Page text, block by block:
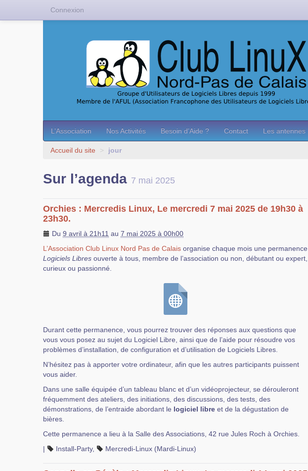
L’Association Nos Activités Besoin d’Aide ? Contact Les antennes
Accueil du site > jour
Sur l’agenda 7 mai 2025
Orchies : Mercredis Linux, Le mercredi 7 mai 2025 de 19h30 à
23h30.
Du 9 avril à 21h11 au 7 mai 2025 à 00h00
L’Association Club Linux Nord Pas de Calais organise chaque mois une permanence
Logiciels Libres ouverte à tous, membre de l’association ou non, débutant ou expert,
curieux ou passionné.
Durant cette permanence, vous pourrez trouver des réponses aux questions que
vous vous posez au sujet du Logiciel Libre, ainsi que de l’aide pour résoudre vos
problèmes d’installation, de configuration et d’utilisation de Logiciels Libres.
N’hésitez pas à apporter votre ordinateur, afin que les autres participants puissent
vous aider.
Dans une salle équipée d’un tableau blanc et d’un vidéoprojecteur, se dérouleront
fréquemment des ateliers, des initiations, des discussions, des tests, des
démonstrations, de l’entraide abordant le logiciel libre et de la dégustation de
bières.
Cette permanence a lieu à la Salle des Associations, 42 rue Jules Roch à Orchies.
|
Install-Party, Mercredi-Linux (Mardi-Linux)
Connexion